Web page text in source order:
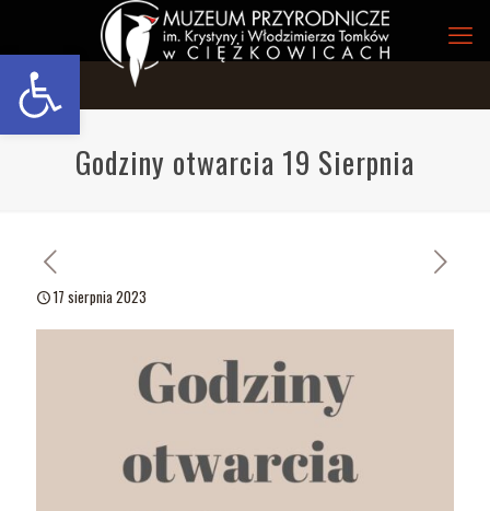
Open toolbar
Godziny otwarcia 19 Sierpnia
17 sierpnia 2023